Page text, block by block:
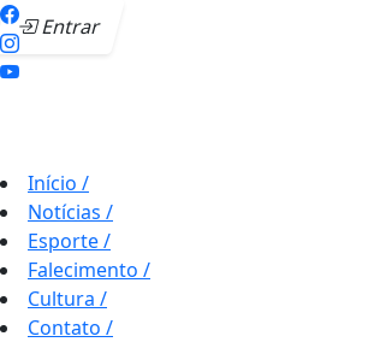
Entrar
Início /
Notícias /
Esporte/
Falecimento /
Cultura /
Contato /